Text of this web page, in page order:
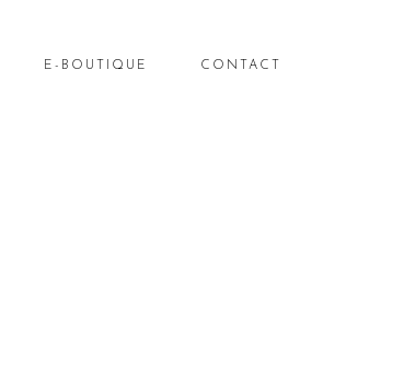
E-BOUTIQUE CONTACT